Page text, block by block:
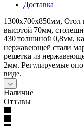
Доставка
1300х700х850мм, Стол
высотой 70мм,
430 толщиной 0,8мм,
нержавеющей стали
решетка из
2мм. Регулируемые
виде.
Наличие
Отзывы